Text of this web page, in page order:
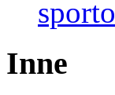
Inne